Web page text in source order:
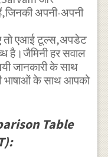
अपनी-अपनी
तो एआई टूल्स,अपडेट
है।जैमिनी हर सवाल
जानकारी के साथ
भाषाओं के साथ आपको
Table